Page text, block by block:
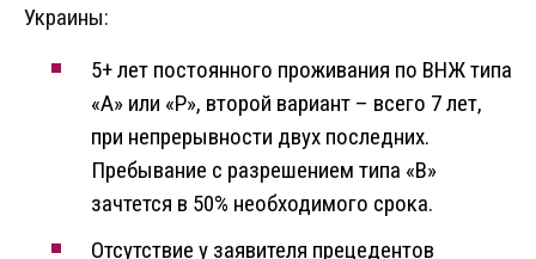
Украины:
5+ лет постоянного проживания по ВНЖ типа
«A» или «P», второй вариант – всего 7 лет,
при непрерывности двух последних.
Пребывание с разрешением типа «В»
зачтется в 50% необходимого срока.
Отсутствие у заявителя прецедентов